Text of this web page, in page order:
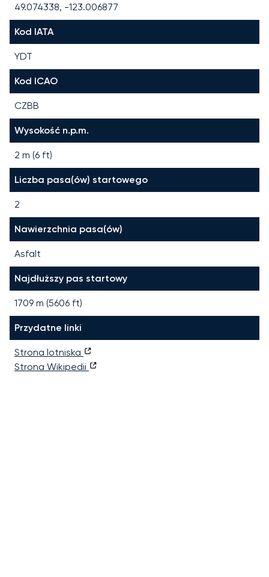
49.074338, -123.006877
Kod IATA
YDT
Kod ICAO
CZBB
Wysokość n.p.m.
2 m (6 ft)
Liczba pasa(ów) startowego
2
Nawierzchnia pasa(ów)
Asfalt
Najdłuższy pas startowy
1709 m (5606 ft)
Przydatne linki
Strona lotniska
Strona Wikipedii